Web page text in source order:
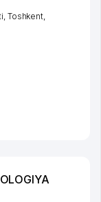
Toshkent